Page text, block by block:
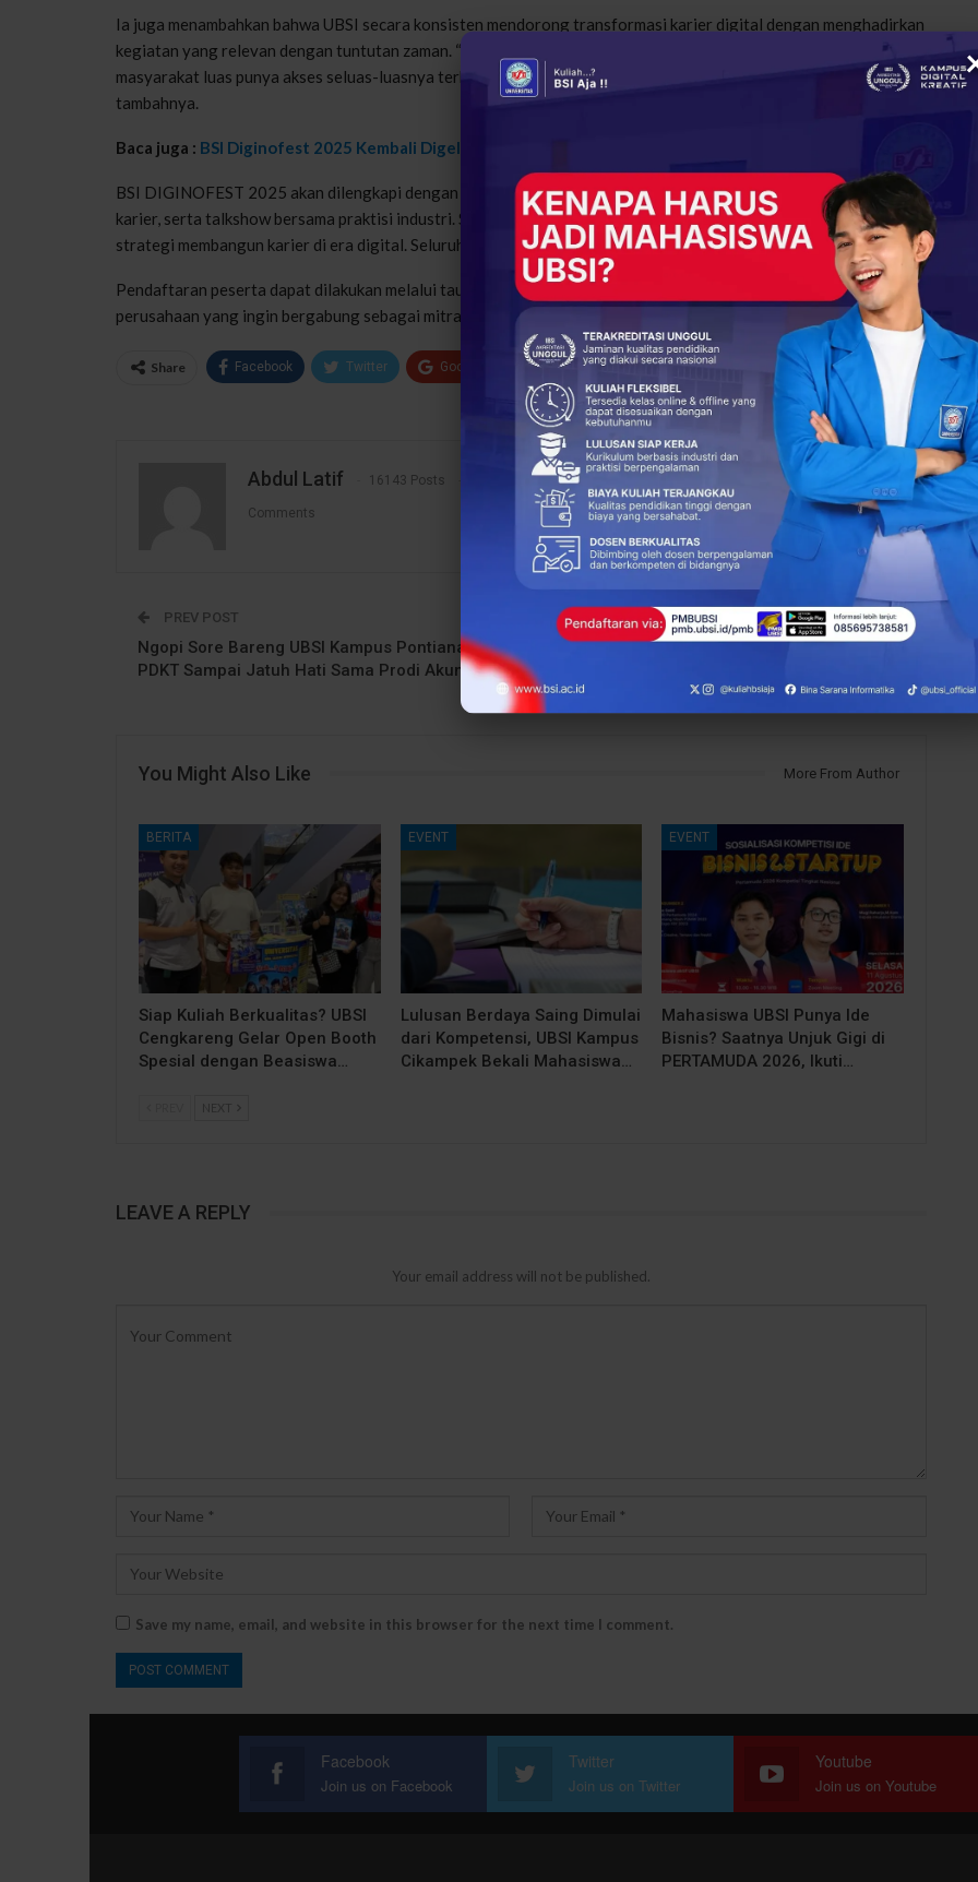
Ia juga menambahkan bahwa UBSI secara konsisten mendorong transformasi karier digital dengan menghadirkan
kegiatan yang relevan dengan tuntutan zaman. “Sebagai kampus digital kreatif, kami ingin lulusan UBSI dan
masyarakat luas punya akses seluas-luasnya terhadap peluang kerja yang kompetitif dan berbasis digital,”
tambahnya.
Baca juga : BSI Diginofest 2025 Kembali Digelar, Siap Buka Peluang Karier di Era Digital
BSI DIGINOFEST 2025 akan dilengkapi dengan berbagai rangkaian acara seperti bursa kerja (job fair), seminar
karier, serta talkshow bersama praktisi industri. Selain itu, peserta juga dapat berkonsultasi langsung mengenai
strategi membangun karier di era digital. Seluruh rangkaian acara ini gratis dan terbuka untuk umum.
Pendaftaran peserta dapat dilakukan melalui tautan http://tiny.cc/diginofest2025-peserta
, sedangkan
perusahaan yang ingin bergabung sebagai mitra dapat mendaftar di
https://tiny.cc/diginofest2025-perusahaan
287
Share Facebook Twitter Google+ ReddIt
Abdul Latif 16143 Posts
Comments
PREV POST
Ngopi Sore Bareng UBSI Kampus Pontianak:
PDKT Sampai Jatuh Hati Sama Prodi Akuntansi
NEXT POST
BCC Pontianak Hadirkan Solusi Cerdas
You Might Also Like More From Author
BERITA
Siap Kuliah Berkualitas? UBSI
Cengkareng Gelar Open Booth
Spesial dengan Beasiswa…
EVENT
Lulusan Berdaya Saing Dimulai
dari Kompetensi, UBSI Kampus
Cikampek Bekali Mahasiswa…
EVENT
Mahasiswa UBSI Punya Ide
Bisnis? Saatnya Unjuk Gigi di
PERTAMUDA 2026, Ikuti…
NEXT
LEAVE A REPLY
Your email address will not be published.
Save my name, email, and website in this browser for the next time I comment.
Facebook
Join us on Facebook
Twitter
Join us on Twitter
Youtube
Join us on Youtube